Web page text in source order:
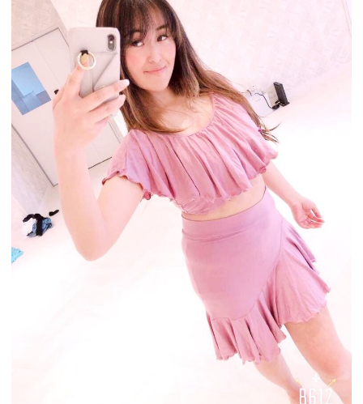
ン
サ
ー
の
目
線
方】
画
プ